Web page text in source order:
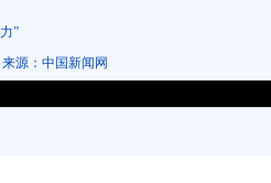
”
来源： 中国新闻网